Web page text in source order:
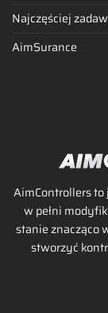
Najczęściej
AimSurance
AimControllers
w pełni
stanie znacząco
stworzyć